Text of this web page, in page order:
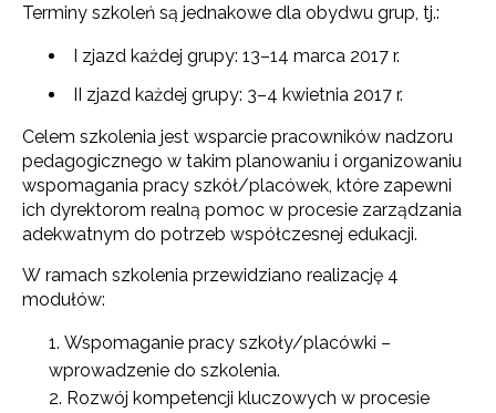
Terminy szkoleń są jednakowe dla obydwu grup, tj.:
I zjazd każdej grupy: 13–14 marca 2017 r.
II zjazd każdej grupy: 3–4 kwietnia 2017 r.
Celem szkolenia jest wsparcie pracowników nadzoru
pedagogicznego w takim planowaniu i organizowaniu
wspomagania pracy szkół/placówek, które zapewni
ich dyrektorom realną pomoc w procesie zarządzania
adekwatnym do potrzeb współczesnej edukacji.
W ramach szkolenia przewidziano realizację 4
modułów:
Wspomaganie pracy szkoły/placówki –
wprowadzenie do szkolenia.
Rozwój kompetencji kluczowych w procesie